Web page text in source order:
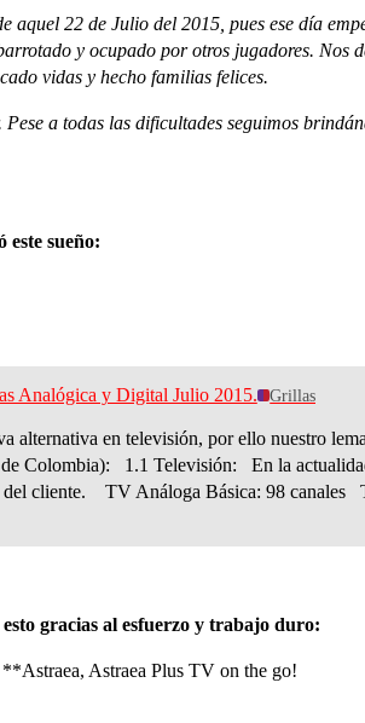
aquel 22 de Julio del 2015, pues ese día
y ocupado por otros jugadores. Nos
vidas y hecho familias felices.
Pese a todas las dificultades seguimos
este sueño:
Analógica y Digital Julio 2015. Grillas
alternativa en televisión, por ello nuestro
Colombia): 1.1 Televisión: En la
del cliente. TV Análoga Básica: 98 canales
gracias al esfuerzo y trabajo duro:
Astraea Plus TV on the go!